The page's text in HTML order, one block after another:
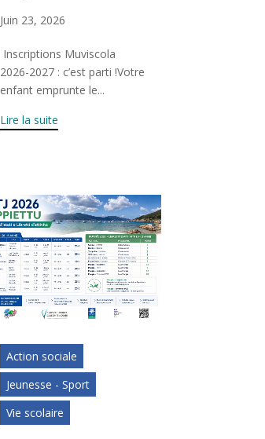
Juin 23, 2026
Inscriptions Muviscola
2026-2027 : c’est parti !Votre
enfant emprunte le...
Lire la suite
Action sociale
Jeunesse - Sport
Vie scolaire